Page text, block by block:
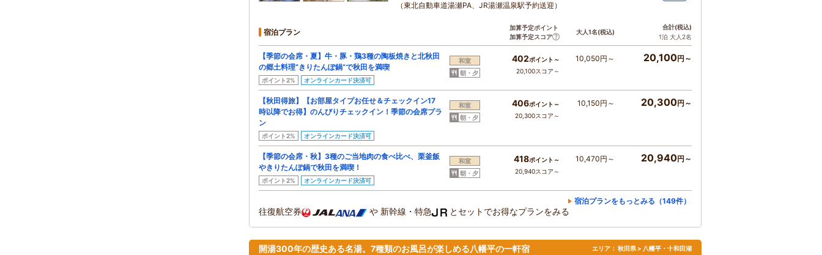
（東北自動車道湯瀬PA、JR湯瀬温泉駅予約送迎）
宿泊プラン
加算予定ポイント
加算予定スコア
大人1名(税込)
合計(税込)
1泊 大人2名
【季節の会席・夏】牛・豚・鶏3種の陶板焼きと北秋田
の郷土料理“きりたんぽ鍋”で秋田を満喫
ポイント2% オンラインカード決済可
和室
朝・夕
402ポイント～
20,100スコア～
10,050円～ 20,100円～
【秋田得旅】【お部屋タイプお任せ＆チェックイン17
時以降でお得】のんびりチェックイン！季節の会席プラ
ン
ポイント2% オンラインカード決済可
和室
朝・夕
406ポイント～
20,300スコア～
10,150円～ 20,300円～
【季節の会席・秋】3種のご当地肉の食べ比べ、栗釜飯
やきりたんぽ鍋で秋田を満喫！
ポイント2% オンラインカード決済可
和室
朝・夕
418ポイント～
20,940スコア～
10,470円～ 20,940円～
宿泊プランをもっとみる（149件）
往復航空券 や 新幹線・特急 とセットでお得なプランをみる
開湯300年の歴史ある名湯。7種類のお風呂が楽しめる八幡平の一軒宿 エリア： 秋田県 > 八幡平・十和田湖